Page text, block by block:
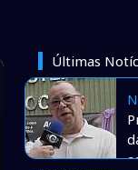
Últimas